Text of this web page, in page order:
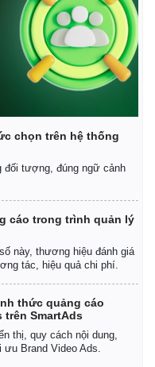
chọn trên hệ thống
đối tượng, đúng ngữ cảnh
cáo trong trình quản lý
này, thương hiệu đánh giá
tác, hiệu quả chi phí.
thức quảng cáo
trên SmartAds
thị, quy cách nội dung,
Brand Video Ads.